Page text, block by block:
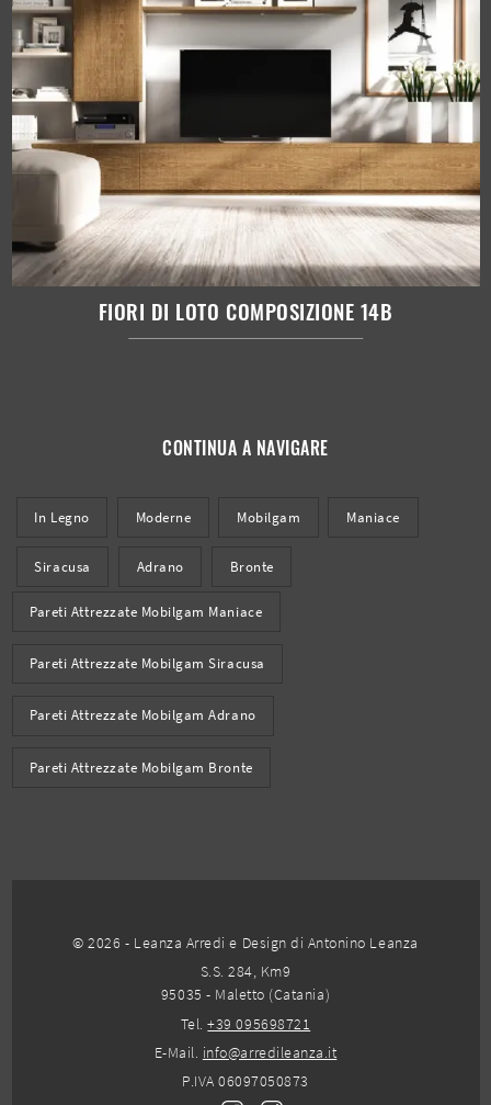
FIORI DI LOTO COMPOSIZIONE 14B
CONTINUA A NAVIGARE
In Legno Moderne Mobilgam Maniace
Siracusa Adrano Bronte
Pareti Attrezzate Mobilgam Maniace
Pareti Attrezzate Mobilgam Siracusa
Pareti Attrezzate Mobilgam Adrano
Pareti Attrezzate Mobilgam Bronte
© 2026 - Leanza Arredi e Design di Antonino Leanza
S.S. 284, Km9
95035 - Maletto (Catania)
Tel.+39 095698721
E-Mail. info@arredileanza.it
P.IVA 06097050873